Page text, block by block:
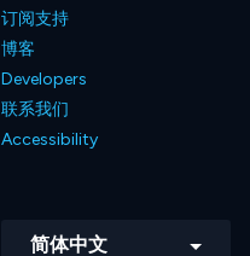
订阅支持
博客
Developers
联系我们
Accessibility
简体中文